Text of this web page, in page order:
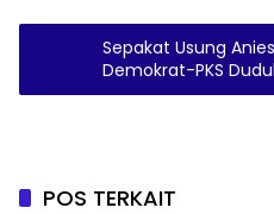
Sepakat Usung
Demokrat-PKS
Cawapres
POS TERKAIT